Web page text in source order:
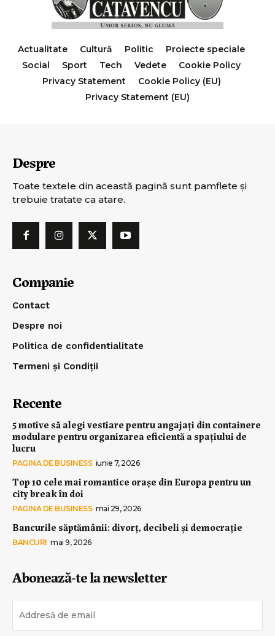
Actualitate Cultură Politic
Proiecte speciale
Social
Sport Tech Vedete
Cookie Policy
Privacy Statement
Cookie Policy (EU)
Privacy Statement (EU)
Despre
Toate textele din această pagină sunt pamflete şi
trebuie tratate ca atare.
Companie
Contact
Despre noi
Politica de confidentialitate
Termeni și Condiții
Recente
5 motive să alegi vestiare pentru angajați din containere
modulare pentru organizarea eficientă a spațiului de
lucru
PAGINA DE BUSINESS iunie 7, 2026
Top 10 cele mai romantice orașe din Europa pentru un
city break în doi
PAGINA DE BUSINESS mai 29, 2026
Bancurile săptămânii: divorț, decibeli și democrație
BANCURI mai 9, 2026
Abonează-te la newsletter